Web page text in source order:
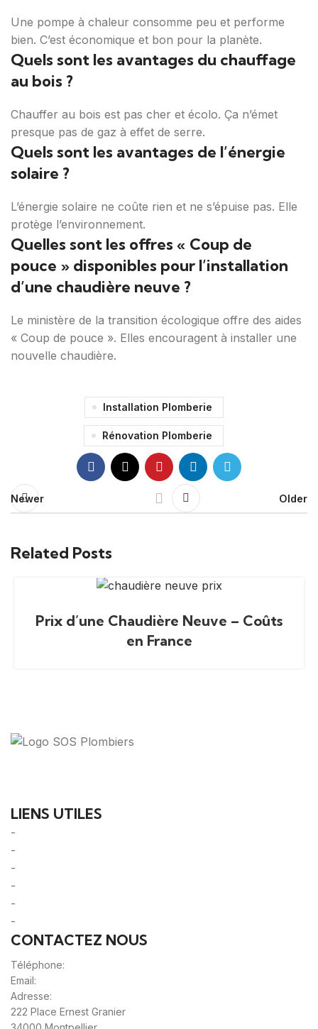
Une pompe à chaleur consomme peu et performe
bien. C’est économique et bon pour la planète.
Quels sont les avantages du chauffage
au bois ?
Chauffer au bois est pas cher et écolo. Ça n’émet
presque pas de gaz à effet de serre.
Quels sont les avantages de l’énergie
solaire ?
L’énergie solaire ne coûte rien et ne s’épuise pas. Elle
protège l’environnement.
Quelles sont les offres « Coup de
pouce » disponibles pour l’installation
d’une chaudière neuve ?
Le ministère de la transition écologique offre des aides
« Coup de pouce ». Elles encouragent à installer une
nouvelle chaudière.
Installation Plomberie
Rénovation Plomberie
Newer Older
Related Posts
Prix d’une Chaudière Neuve – Coûts
en France
LIENS UTILES
-
-
-
-
-
-
CONTACTEZ NOUS
Téléphone:
Email:
Adresse:
222 Place Ernest Granier